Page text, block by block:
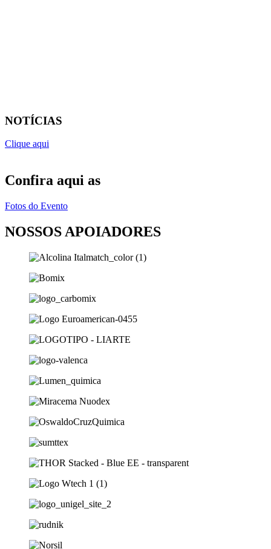
NOTÍCIAS
Clique aqui
Confira aqui as
Fotos do Evento
NOSSOS APOIADORES